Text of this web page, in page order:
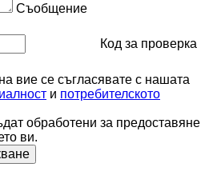
Съобщение
Код за проверка
вие се съгласявате с нашата
и потребителското
обработени за предоставяне
ви.